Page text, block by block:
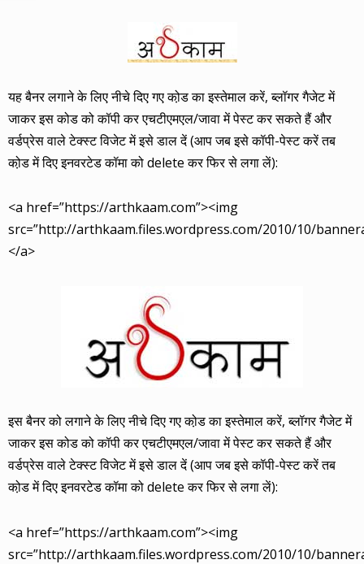
यह बैनर लगाने के लिए नीचे दिए गए को़ड का इस्तेमाल करें, ब्लॉगर गैजेट में
जाकर इस कोड को कॉपी कर एचटीएमएल/जावा में पेस्ट कर सकते हैं और
वर्डप्रेस वाले टेक्स्ट विजेट में इसे डाल दें (आप जब इसे कॉपी-पेस्ट करें तब
को़ड में दिए इनवरटेड कॉमा को delete कर फिर से लगा लें):
<a href=”https://arthkaam.com”><img
src=”http://arthkaam.files.wordpress.com/2010/10/
</a>
इस बैनर को लगाने के लिए नीचे दिए गए को़ड का इस्तेमाल करें, ब्लॉगर गैजेट में
जाकर इस कोड को कॉपी कर एचटीएमएल/जावा में पेस्ट कर सकते हैं और
वर्डप्रेस वाले टेक्स्ट विजेट में इसे डाल दें (आप जब इसे कॉपी-पेस्ट करें तब
को़ड में दिए इनवरटेड कॉमा को delete कर फिर से लगा लें):
<a href=”https://arthkaam.com”><img
src=”http://arthkaam.files.wordpress.com/2010/10/